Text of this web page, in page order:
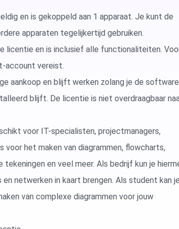
en is gekoppeld aan 1 apparaat. Je kunt de
apparaten tegelijkertijd gebruiken.
licentie en is inclusief alle functionaliteiten.
account vereist.
aankoop en blijft werken zolang je de
blijft. De licentie is niet overdraagbaar
voor IT-specialisten, projectmanagers,
het maken van diagrammen, flowcharts,
en veel meer. Als bedrijf kun je
netwerken in kaart brengen. Als student kan je
van complexe diagrammen voor jouw